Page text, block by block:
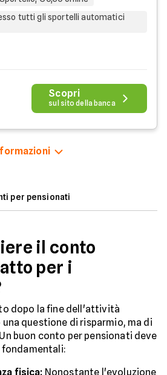
tutti gli sportelli automatici
Scopri
sul sito della banca
per pensionati
il conto
per i
dopo la fine dell'attività
questione di risparmio, ma di
buon conto per pensionati deve
fondamentali:
fisica: Nonostante l'evoluzione